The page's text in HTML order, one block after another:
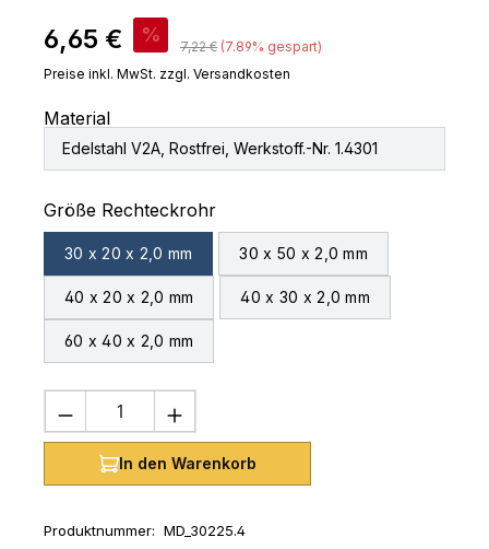
Verkaufspreis:
6,65 € % Regulärer Preis:
7,22 € (7.89% gespart)
Preise inkl. MwSt. zzgl. Versandkosten
Material
Edelstahl V2A, Rostfrei, Werkstoff.-Nr. 1.4301
Größe Rechteckrohrauswählen
30 x 20 x 2,0 mm 30 x 50 x 2,0 mm
40 x 20 x 2,0 mm 40 x 30 x 2,0 mm
60 x 40 x 2,0 mm
Produkt Anzahl: Gib den
In den Warenkorb
Produktnummer: MD_30225.4